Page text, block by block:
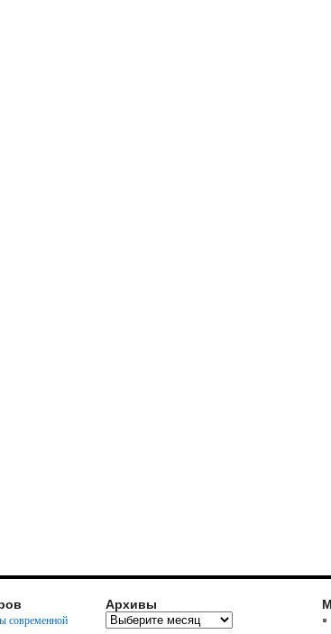
современной
Архивы